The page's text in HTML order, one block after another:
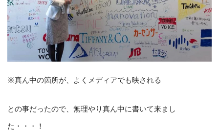
※真ん中の箇所が、よくメディアでも映される
との事だったので、無理やり真ん中に書いて来まし
た・・・！